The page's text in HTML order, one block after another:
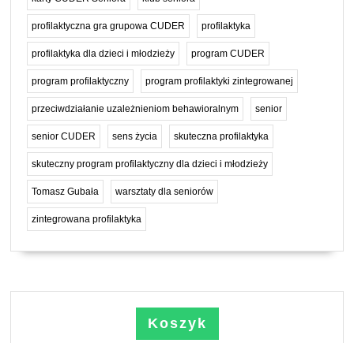
profilaktyczna gra grupowa CUDER profilaktyka
profilaktyka dla dzieci i młodzieży program CUDER
program profilaktyczny program profilaktyki zintegrowanej
przeciwdziałanie uzależnieniom behawioralnym senior
senior CUDER sens życia skuteczna profilaktyka
skuteczny program profilaktyczny dla dzieci i młodzieży
Tomasz Gubała warsztaty dla seniorów
zintegrowana profilaktyka
Koszyk